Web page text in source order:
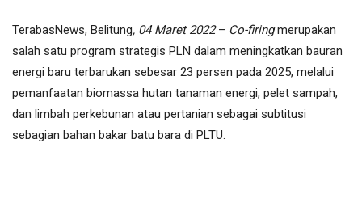
TerabasNews, Belitung, 04 Maret 2022– Co-firingmerupakan
salah satu program strategis PLN dalam meningkatkan bauran
energi baru terbarukan sebesar 23 persen pada 2025, melalui
pemanfaatan biomassa hutan tanaman energi, pelet sampah,
dan limbah perkebunan atau pertanian sebagai subtitusi
sebagian bahan bakar batu bara di PLTU.